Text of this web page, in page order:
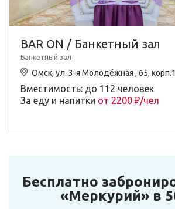
BAR ON / Банкетный зал
Банкетный зал
Омск, ул. 3-я Молодёжная , 65, корп.1
Вместимость: до 112 человек
За еду и напитки от 2200 ₽/чел
Бесплатно
«Меркурий» в